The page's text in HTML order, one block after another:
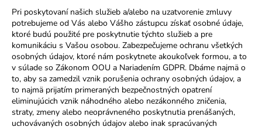
Pri poskytovaní našich služieb a/alebo na uzatvorenie zmluvy
potrebujeme od Vás alebo Vášho zástupcu získať osobné údaje,
ktoré budú použité pre poskytnutie týchto služieb a pre
komunikáciu s Vašou osobou. Zabezpečujeme ochranu všetkých
osobných údajov, ktoré nám poskytnete akoukoľvek formou, a to
v súlade so Zákonom OOU a Nariadením GDPR. Dbáme najmä o
to, aby sa zamedzil vznik porušenia ochrany osobných údajov, a
to najmä prijatím primeraných bezpečnostných opatrení
eliminujúcich vznik náhodného alebo nezákonného zničenia,
straty, zmeny alebo neoprávneného poskytnutia prenášaných,
uchovávaných osobných údajov alebo inak spracúvaných